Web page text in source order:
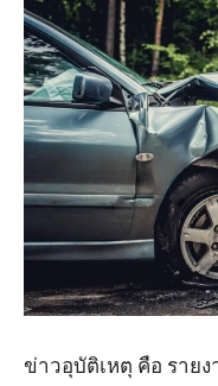
ข่าวอุบัติเหตุ คือ ราย